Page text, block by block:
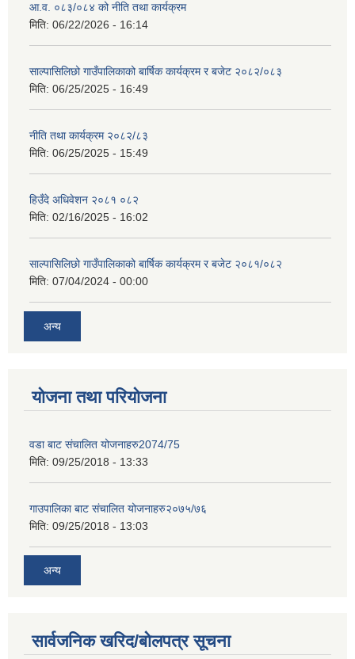
आ.व. ०८३/०८४ को नीति तथा कार्यक्रम
मिति: 06/22/2026 - 16:14
साल्पासिलिछो गाउँपालिकाको बार्षिक कार्यक्रम र बजेट २०८२/०८३
मिति: 06/25/2025 - 16:49
नीति तथा कार्यक्रम २०८२/८३
मिति: 06/25/2025 - 15:49
हिउँदे अधिवेशन २०८१ ०८२
मिति: 02/16/2025 - 16:02
साल्पासिलिछो गाउँपालिकाको बार्षिक कार्यक्रम र बजेट २०८१/०८२
मिति: 07/04/2024 - 00:00
अन्य
योजना तथा परियोजना
वडा बाट संचालित योजनाहरु2074/75
मिति: 09/25/2018 - 13:33
गाउपालिका बाट संचालित योजनाहरु२०७५/७६
मिति: 09/25/2018 - 13:03
अन्य
सार्वजनिक खरिद/बोलपत्र सूचना